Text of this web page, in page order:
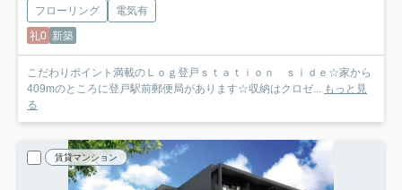
フローリング
電気有
礼0 新築
こだわりポイント満載のＬｏｇ登戸ｓｔａｔｉｏｎ ｓｉｄｅ☆家から
409mのところに登戸駅前郵便局があります☆収納はクロゼ... もっと見
る
賃貸マンション